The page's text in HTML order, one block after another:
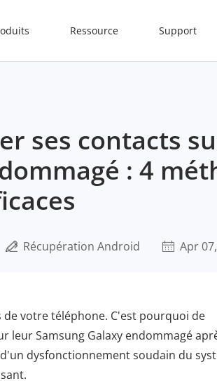
Ressource Support
ses contacts
: 4
Récupération Android Apr
votre téléphone. C'est pourquoi de
leur Samsung Galaxy endommagé
dysfonctionnement soudain du